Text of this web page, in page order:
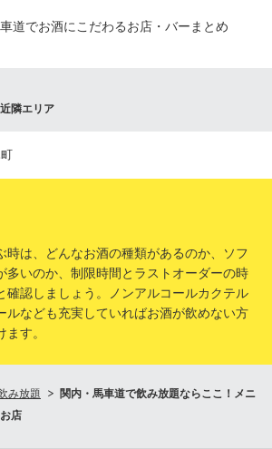
道でお酒にこだわるお店・バーまとめ
隣エリア
時は、どんなお酒の種類があるのか、ソフ
多いのか、制限時間とラストオーダーの時
確認しましょう。ノンアルコールカクテル
ルなども充実していればお酒が飲めない方
す。
み放題
関内・馬車道で飲み放題ならここ！メニ
店